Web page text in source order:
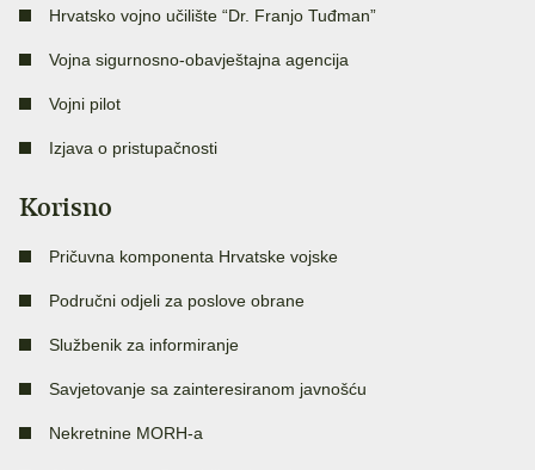
Hrvatsko vojno učilište “Dr. Franjo Tuđman”
Vojna sigurnosno-obavještajna agencija
Vojni pilot
Izjava o pristupačnosti
Korisno
Pričuvna komponenta Hrvatske vojske
Područni odjeli za poslove obrane
Službenik za informiranje
Savjetovanje sa zainteresiranom javnošću
Nekretnine MORH-a